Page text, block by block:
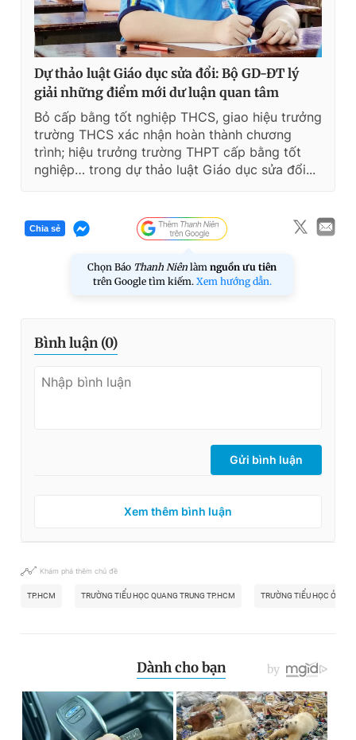
Dự thảo luật Giáo dục sửa đổi: Bộ GD-ĐT lý
giải những điểm mới dư luận quan tâm
Bỏ cấp bằng tốt nghiệp THCS, giao hiệu trưởng
trường THCS xác nhận hoàn thành chương
trình; hiệu trưởng trường THPT cấp bằng tốt
nghiệp… trong dự thảo luật Giáo dục sửa đổi...
Chia sẻ
Chọn Báo Thanh Niên làm nguồn ưu tiên
trên Google tìm kiếm. Xem hướng dẫn.
Bình luận (0)
Gửi bình luận
Xem thêm bình luận
Khám phá thêm chủ đề
TP.HCM TRƯỜNG TIỂU HỌC QUANG TRUNG TP.HCM TRƯỜNG TIỂU HỌC Ở